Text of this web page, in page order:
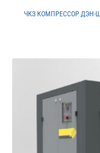
ЧКЗ КОМПРЕССОР ДЭН-